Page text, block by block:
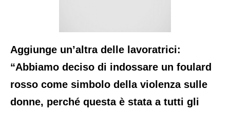
Aggiunge un’altra delle lavoratrici:
“Abbiamo deciso di indossare un foulard
rosso come simbolo della violenza sulle
donne, perché questa è stata a tutti gli